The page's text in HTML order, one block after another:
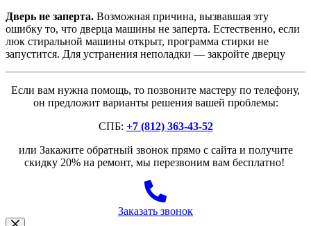
Дверь не заперта. Возможная причина, вызвавшая эту
ошибку то, что дверца машины не заперта. Естественно, если
люк стиральной машины открыт, программа стирки не
запустится. Для устранения неполадки — закройте дверцу
Если вам нужна помощь, то позвоните мастеру по телефону,
он предложит варианты решения вашей проблемы:
СПБ: +7 (812) 363-43-52
или Закажите обратный звонок прямо с сайта и получите
скидку 20% на ремонт, мы перезвоним вам бесплатно!
Заказать звонок